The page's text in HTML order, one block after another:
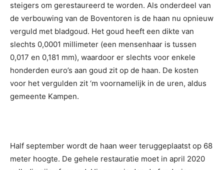
steigers om gerestaureerd te worden. Als onderdeel van
de verbouwing van de Boventoren is de haan nu opnieuw
verguld met bladgoud. Het goud heeft een dikte van
slechts 0,0001 millimeter (een mensenhaar is tussen
0,017 en 0,181 mm), waardoor er slechts voor enkele
honderden euro’s aan goud zit op de haan. De kosten
voor het vergulden zit ‘m voornamelijk in de uren, aldus
gemeente Kampen.
Half september wordt de haan weer teruggeplaatst op 68
meter hoogte. De gehele restauratie moet in april 2020